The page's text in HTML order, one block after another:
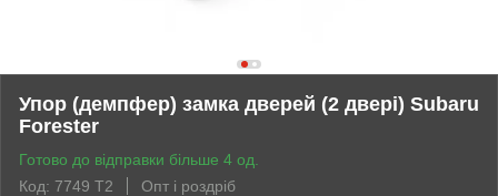
Упор (демпфер) замка дверей (2 двері) Subaru
Forester
Готово до відправки більше 4 од.
Код: 7749 Т2
Опт і роздріб